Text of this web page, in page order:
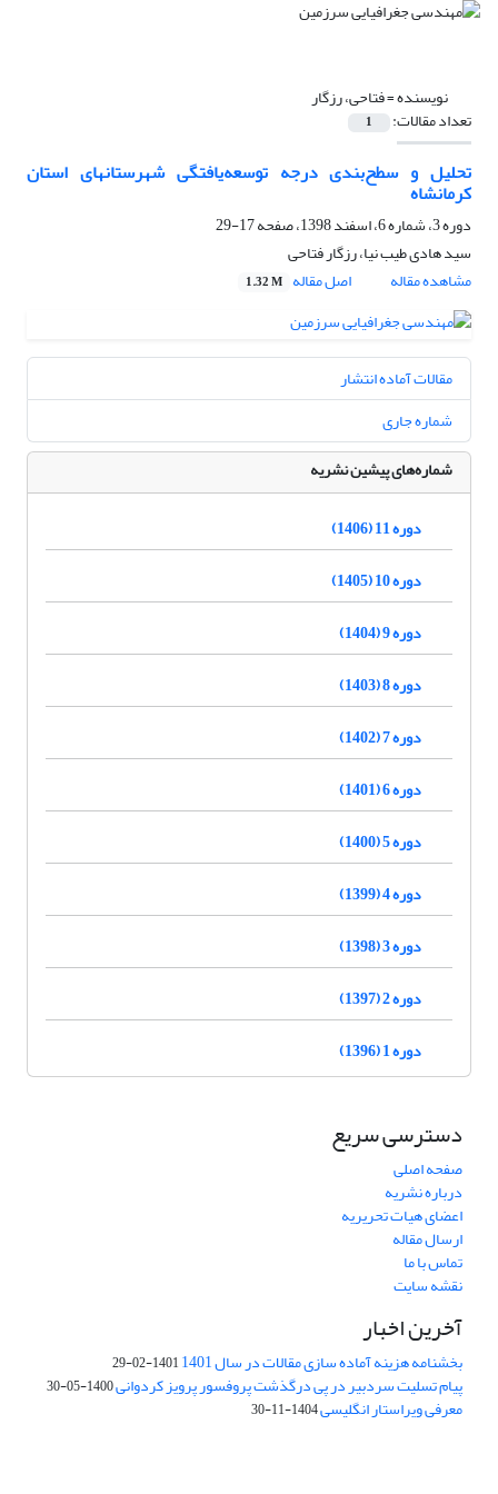
نویسنده =فتاحی، رزگار
تعداد مقالات: 1
تحلیل و سطح‌بندی درجه توسعه‌یافتگی شهرستانهای استان
کرمانشاه
دوره 3، شماره 6، اسفند 1398، صفحه
17-29
سید هادی طیب نیا، رزگار فتاحی
مشاهده مقاله
اصل مقاله 1.32 M
مقالات آماده انتشار
شماره جاری
شماره‌های پیشین نشریه
دوره 11 (1406)
دوره 10 (1405)
دوره 9 (1404)
دوره 8 (1403)
دوره 7 (1402)
دوره 6 (1401)
دوره 5 (1400)
دوره 4 (1399)
دوره 3 (1398)
دوره 2 (1397)
دوره 1 (1396)
دسترسی سریع
صفحه اصلی
درباره نشریه
اعضای هیات تحریریه
ارسال مقاله
تماس با ما
نقشه سایت
آخرین اخبار
بخشنامه هزینه آماده سازی مقالات در سال 1401 1401-02-29
پیام تسلیت سردبیر در پی درگذشت پروفسور پرویز کردوانی1400-05-30
معرفی ویراستار انگلیسی1404-11-30